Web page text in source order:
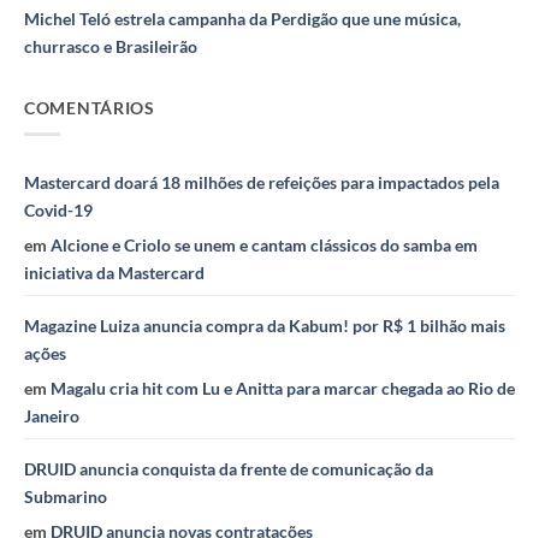
Michel Teló estrela campanha da Perdigão que une música,
churrasco e Brasileirão
COMENTÁRIOS
Mastercard doará 18 milhões de refeições para impactados pela
Covid-19
em Alcione e Criolo se unem e cantam clássicos do samba em
iniciativa da Mastercard
Magazine Luiza anuncia compra da Kabum! por R$ 1 bilhão mais
ações
em Magalu cria hit com Lu e Anitta para marcar chegada ao Rio de
Janeiro
DRUID anuncia conquista da frente de comunicação da
Submarino
em DRUID anuncia novas contratações